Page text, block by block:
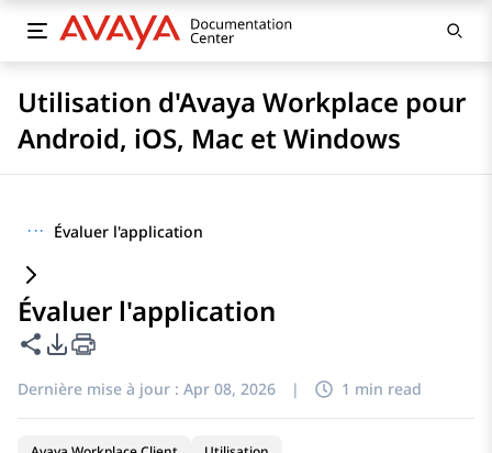
Utilisation d'Avaya Workplace pour
Android, iOS, Mac et Windows
··· Évaluer l'application
Évaluer l'application
Partager cette page
Options d'exportation PDF
Dernière mise à jour : Apr 08, 2026 | 1 min read